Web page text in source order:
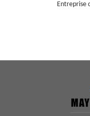
Entreprise